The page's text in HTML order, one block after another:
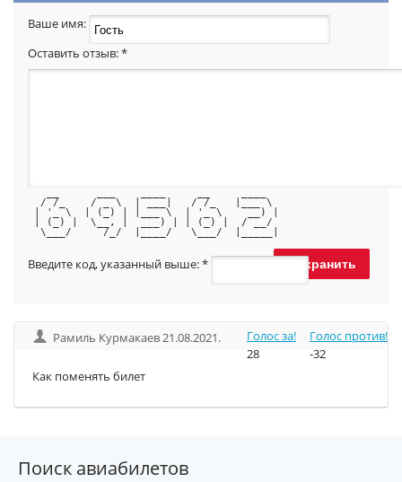
Ваше имя:
Оставить отзыв:*
  / /_    / _ \  | ___|   / /_   |___ \
| '_ \  | (_) | |___ \  | '_ \    __) |
| (_) |  \__, |  ___) | | (_) |  / __/
  \___/     /_/  |____/   \___/  |_____|
Введите код, указанный выше:*
Рамиль Курмакаев 21.08.2021.
Голос за!
28
Голос против!
-32
Как поменять билет
Поиск авиабилетов